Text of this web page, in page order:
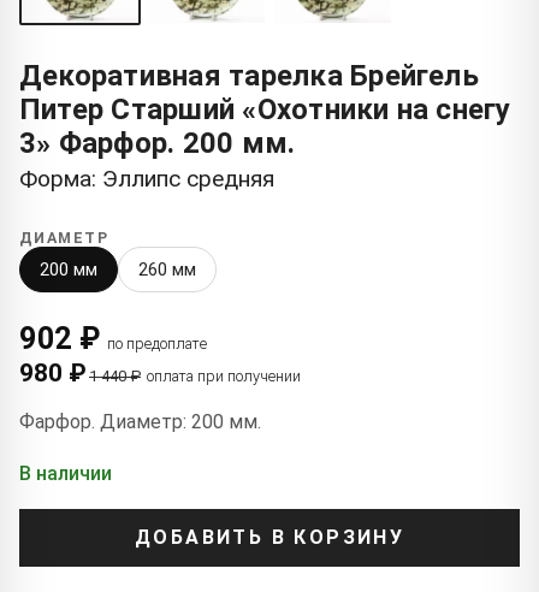
Декоративная тарелка Брейгель
Питер Старший «Охотники на снегу
3» Фарфор. 200 мм.
Форма: Эллипс средняя
ДИАМЕТР
200 мм 260 мм
902 ₽ по предоплате
980 ₽ 1 440 ₽ оплата при получении
Фарфор. Диаметр: 200 мм.
В наличии
ДОБАВИТЬ В КОРЗИНУ